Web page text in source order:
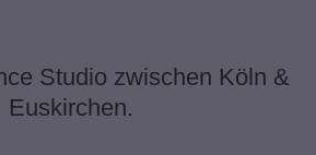
Studio zwischen Köln &
Euskirchen.